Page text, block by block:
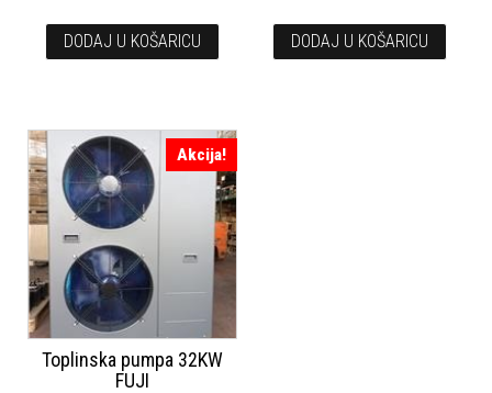
DODAJ U KOŠARICU DODAJ U KOŠARICU
Akcija!
Toplinska pumpa 32KW
FUJI